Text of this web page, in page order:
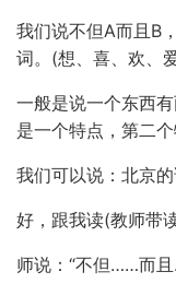
我们说不但A而且B
词。(想、喜、欢、
一般是说一个东西
是一个特点，第二
我们可以说：北京
好，跟我读(教师带
师说：“不但……而